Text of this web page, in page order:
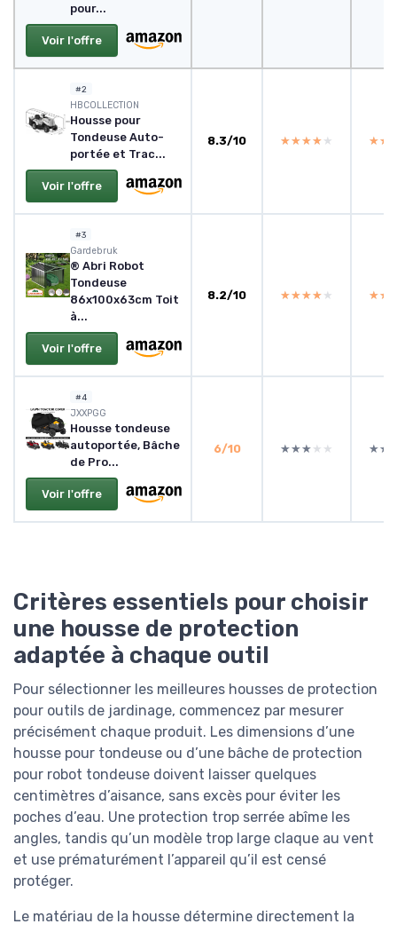
pour...
Voir l'offre
#2
HBCOLLECTION
Housse pour
Tondeuse Auto-
portée et Trac...
Voir l'offre
8.3/10 ★★★★★
★★★★★
#3
Gardebruk
® Abri Robot
Tondeuse
86x100x63cm Toit
à...
Voir l'offre
8.2/10 ★★★★★
★★★★★
#4
JXXPGG
Housse tondeuse
autoportée, Bâche
de Pro...
Voir l'offre
6/10 ★★★★★
★★★★★
Critères essentiels pour choisir
une housse de protection
adaptée à chaque outil
Pour sélectionner les meilleures housses de protection
pour outils de jardinage, commencez par mesurer
précisément chaque produit. Les dimensions d’une
housse pour tondeuse ou d’une bâche de protection
pour robot tondeuse doivent laisser quelques
centimètres d’aisance, sans excès pour éviter les
poches d’eau. Une protection trop serrée abîme les
angles, tandis qu’un modèle trop large claque au vent
et use prématurément l’appareil qu’il est censé
protéger.
Le matériau de la housse détermine directement la